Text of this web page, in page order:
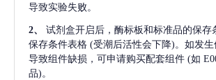
导致实验失败。
2、
试剂盒开启后，酶标板和标准品的保存
保存条件表格 (受潮后活性会下降)。如发生
导致组件缺损，可申请购买配套组件 (如
品)。